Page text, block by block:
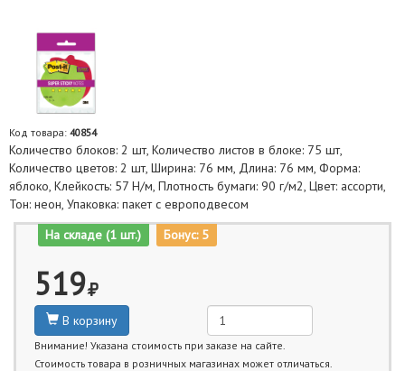
Код товара: 40854
Количество блоков: 2 шт, Количество листов в блоке: 75 шт,
Количество цветов: 2 шт, Ширина: 76 мм, Длина: 76 мм, Форма:
яблоко, Клейкость: 57 Н/м, Плотность бумаги: 90 г/м2, Цвет: ассорти,
Тон: неон, Упаковка: пакет с европодвесом
На складе (1 шт.)
Бонус: 5
519
В корзину
Внимание! Указана стоимость при заказе на сайте.
Стоимость товара в розничных магазинах может отличаться.